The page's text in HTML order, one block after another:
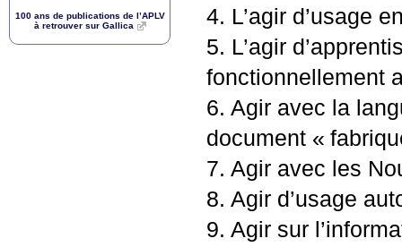
4. L’agir d’usage
5. L’agir
fonctionnellement
6. Agir avec la
document «
7. Agir avec les
8. Agir d’usage
9. Agir sur
100 ans de publications de l’APLV
à retrouver sur Gallica